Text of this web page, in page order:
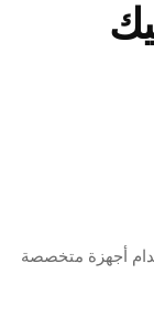
أجهزة متخصصة